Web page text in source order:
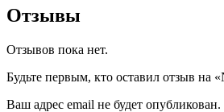
II
QX
4LIM,
Отзывы
Отзывов пока нет.
Будьте первым, кто оставил отзыв
Ваш адрес email не будет опубликован.